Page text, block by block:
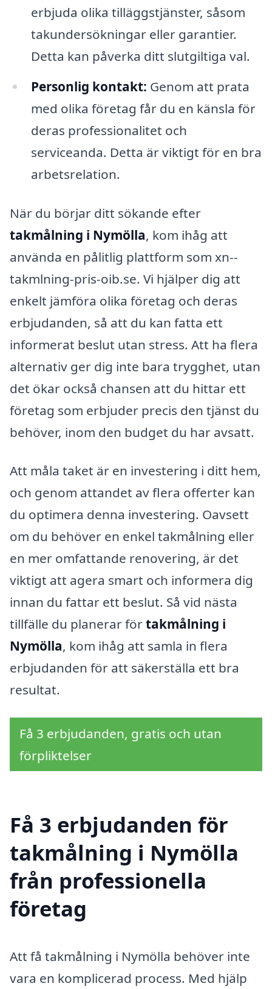
erbjuda olika tilläggstjänster, såsom
takundersökningar eller garantier.
Detta kan påverka ditt slutgiltiga val.
Personlig kontakt: Genom att prata
med olika företag får du en känsla för
deras professionalitet och
serviceanda. Detta är viktigt för en bra
arbetsrelation.
När du börjar ditt sökande efter
takmålning i Nymölla, kom ihåg att
använda en pålitlig plattform som xn--
takmlning-pris-oib.se. Vi hjälper dig att
enkelt jämföra olika företag och deras
erbjudanden, så att du kan fatta ett
informerat beslut utan stress. Att ha flera
alternativ ger dig inte bara trygghet, utan
det ökar också chansen att du hittar ett
företag som erbjuder precis den tjänst du
behöver, inom den budget du har avsatt.
Att måla taket är en investering i ditt hem,
och genom attandet av flera offerter kan
du optimera denna investering. Oavsett
om du behöver en enkel takmålning eller
en mer omfattande renovering, är det
viktigt att agera smart och informera dig
innan du fattar ett beslut. Så vid nästa
tillfälle du planerar förtakmålning i
Nymölla, kom ihåg att samla in flera
erbjudanden för att säkerställa ett bra
resultat.
Få 3 erbjudanden, gratis och utan
förpliktelser
Få 3 erbjudanden för
takmålning i Nymölla
från professionella
företag
Att få takmålning i Nymölla behöver inte
vara en komplicerad process. Med hjälp